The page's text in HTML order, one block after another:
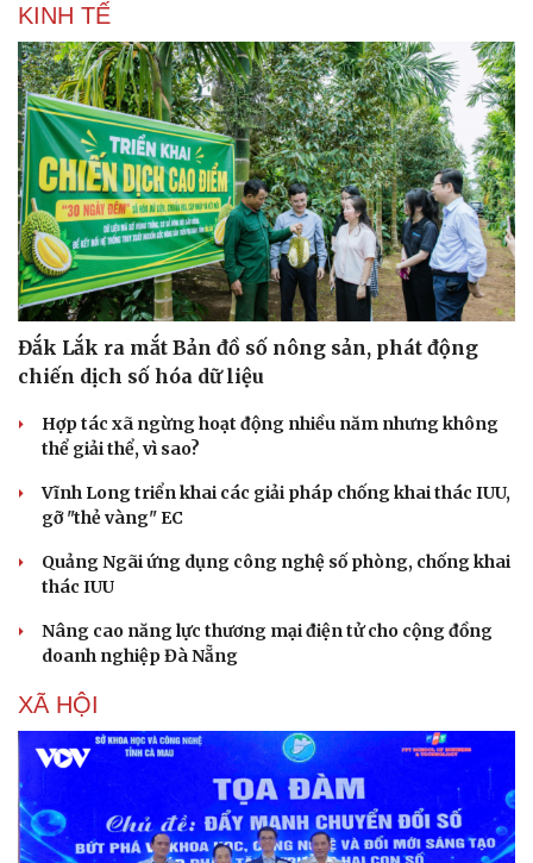
Du lịch
Tư vấn
Săn Tour
Podcast
Câu chuyện thời sự
Kể chuyện cho bé
KINH TẾ
Đắk Lắk ra mắt Bản đồ số nông sản, phát động
chiến dịch số hóa dữ liệu
Hợp tác xã ngừng hoạt động nhiều năm nhưng không
thể giải thể, vì sao?
Vĩnh Long triển khai các giải pháp chống khai thác IUU,
gỡ "thẻ vàng" EC
Quảng Ngãi ứng dụng công nghệ số phòng, chống khai
thác IUU
Nâng cao năng lực thương mại điện tử cho cộng đồng
doanh nghiệp Đà Nẵng
XÃ HỘI